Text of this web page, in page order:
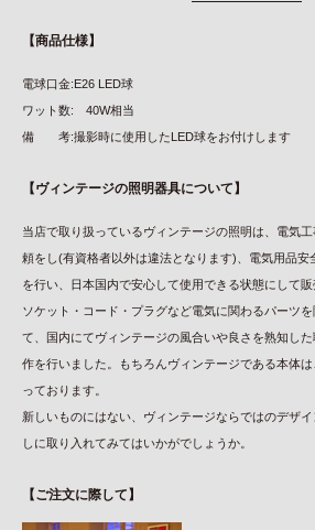
【商品仕様】
電球口金:E26 LED球
ワット数: 40W相当
備 考:撮影時に使用したLED球をお付けします
【ヴィンテージの照明器具について】
当店で取り扱っているヴィンテージの照明は、電気
頼をし(有資格者以外は違法となります)、電気用品安
を行い、日本国内で安心して使用できる状態にして販
ソケット・コード・プラグなど電気に関わるパーツ
て、国内にてヴィンテージの風合いや良さを熟知し
作を行いました。もちろんヴィンテージである本体
っております。
新しいものにはない、ヴィンテージならではのデザ
しに取り入れてみてはいかがでしょうか。
【ご注文に際して】